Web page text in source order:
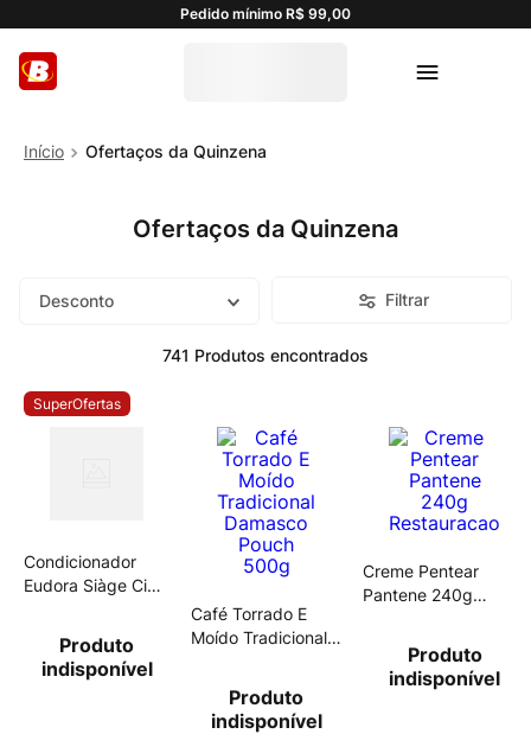
Pedido mínimo R$ 99,00
Ofertaços da Quinzena
Ofertaços da Quinzena
Desconto Filtrar
741 Produtos
SuperOfertas
Condicionador
Eudora Siàge Cica
Produto
indisponível
Café Torrado E
Moído Tradicional
Produto
indisponível
Creme Pentear
Pantene 240g
Produto
indisponível